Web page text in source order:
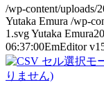
/wp-content/uploads/
Yutaka Emura /wp-
1.svgYutaka Emura
06:37:00EmEditor